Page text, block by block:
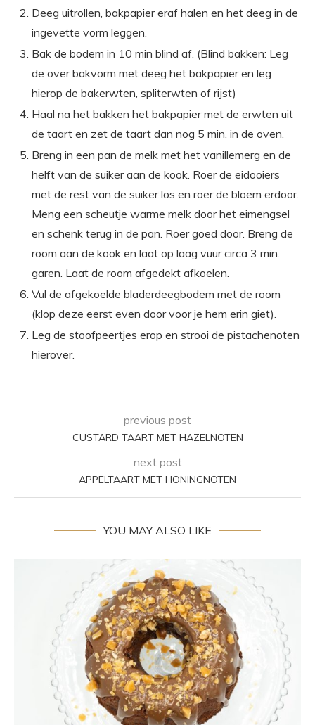
Deeg uitrollen, bakpapier eraf halen en het deeg in de
ingevette vorm leggen.
Bak de bodem in 10 min blind af. (Blind bakken: Leg
de over bakvorm met deeg het bakpapier en leg
hierop de bakerwten, spliterwten of rijst)
Haal na het bakken het bakpapier met de erwten uit
de taart en zet de taart dan nog 5 min. in de oven.
Breng in een pan de melk met het vanillemerg en de
helft van de suiker aan de kook. Roer de eidooiers
met de rest van de suiker los en roer de bloem erdoor.
Meng een scheutje warme melk door het eimengsel
en schenk terug in de pan. Roer goed door. Breng de
room aan de kook en laat op laag vuur circa 3 min.
garen. Laat de room afgedekt afkoelen.
Vul de afgekoelde bladerdeegbodem met de room
(klop deze eerst even door voor je hem erin giet).
Leg de stoofpeertjes erop en strooi de pistachenoten
hierover.
previous post
CUSTARD TAART MET HAZELNOTEN
next post
APPELTAART MET HONINGNOTEN
YOU MAY ALSO LIKE